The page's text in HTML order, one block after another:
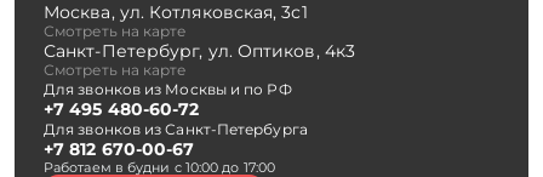
Москва, ул. Котляковская, 3с1
Смотреть на карте
Санкт-Петербург, ул. Оптиков, 4к3
Смотреть на карте
Для звонков из Москвы и по РФ
+7 495 480-60-72
Для звонков из Санкт-Петербурга
+7 812 670-00-67
Работаем в будни с 10:00 до 17:00